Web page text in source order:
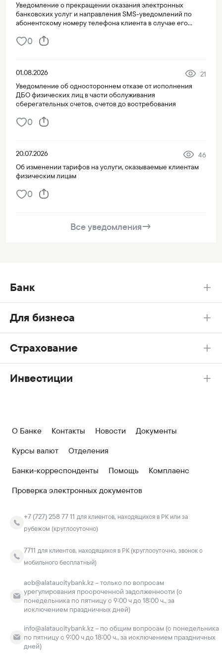
Уведомление о прекращении оказания электронных
банковских услуг и направления SMS-уведомлений по
абонентскому номеру телефона клиента в случае его
0
01.08.2026
21
Уведомление об одностороннем отказе от исполнения
ДБО физических лиц в части обслуживания
сберегательных счетов, счетов до востребования
0
20.07.2026
46
Об изменении тарифов на услуги, оказываемые клиентам
физическим лицам
0
Все уведомления→
Банк
Для бизнеса
Страхование
Инвестиции
О Банке Контакты Новости
Документы
Курсы валют
Отделения
Банки-корреспонденты
Помощь
Комплаенс
Проверка электронных документов
+7 (727) 258 77 11 для клиентов, находящихся в РК или за
рубежом (круглосуточно)
7711 для клиентов, находящихся в РК (круглосуточно, звонок с
мобильного бесплатный)
acb@alataucitybank.kz – только по вопросам
урегулирования просроченной задолженности (с
понедельника по пятницу с 9:00 ч до 18:00 ч., за
исключением праздничных дней)
info@alataucitybank.kz – по общим вопросам (с понедельника
по пятницу с 9:00 ч до 18:00 ч., за исключением праздничных
дней)